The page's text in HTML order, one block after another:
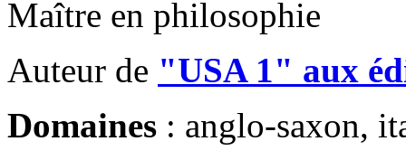
Maître en philosophie
Auteur de "USA 1" aux
Domaines : anglo-saxon,